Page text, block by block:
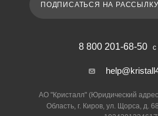
ПОДПИСАТЬСЯ НА РАССЫЛКУ
8 800 201-68-50 с
АО "Кристалл" (Юридический
Область, г. Киров, ул. Щорса, д.